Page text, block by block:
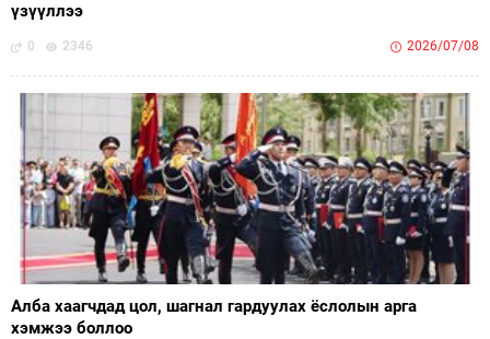
үзүүллээ
0 2346 2026/07/08
Алба хаагчдад цол, шагнал гардуулах ёслолын арга
хэмжээ боллоо